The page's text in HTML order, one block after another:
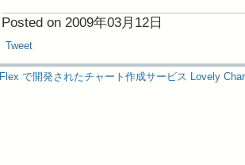
Posted on 2009年03月12日
Tweet
Flex で開発されたチャート作成サービス Lovely